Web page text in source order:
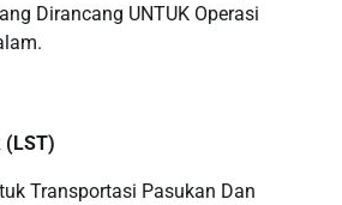
Dirancang UNTUK Operasi
(LST)
Transportasi Pasukan Dan